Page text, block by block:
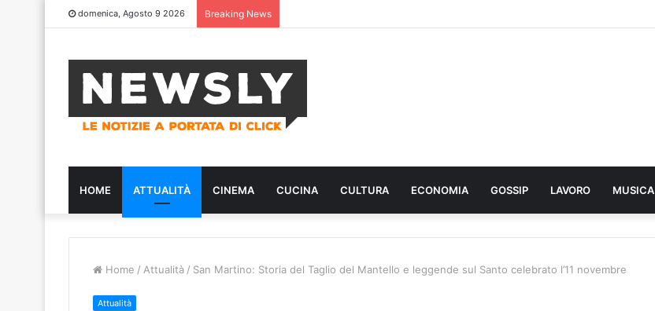
domenica, Agosto 9 2026 Breaking News
HOME ATTUALITÀ CINEMA CUCINA CULTURA ECONOMIA GOSSIP LAVORO MUSICA
Home / Attualità / San Martino: Storia del Taglio del Mantello e leggende sul Santo celebrato l’11 novembre
Attualità